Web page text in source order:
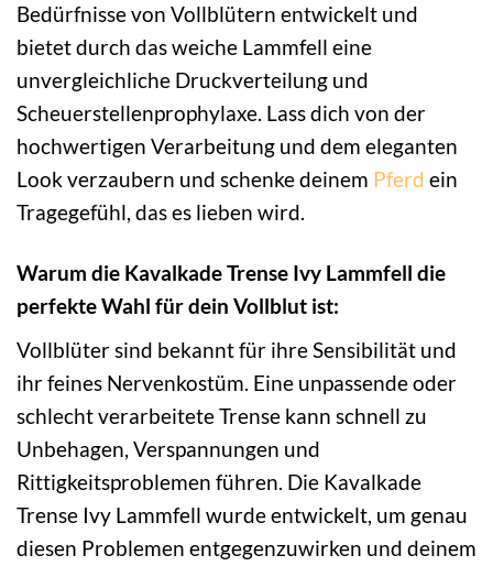
Bedürfnisse von Vollblütern entwickelt und
bietet durch das weiche Lammfell eine
unvergleichliche Druckverteilung und
Scheuerstellenprophylaxe. Lass dich von der
hochwertigen Verarbeitung und dem eleganten
Look verzaubern und schenke deinem Pferd ein
Tragegefühl, das es lieben wird.
Warum die Kavalkade Trense Ivy Lammfell die
perfekte Wahl für dein Vollblut ist:
Vollblüter sind bekannt für ihre Sensibilität und
ihr feines Nervenkostüm. Eine unpassende oder
schlecht verarbeitete Trense kann schnell zu
Unbehagen, Verspannungen und
Rittigkeitsproblemen führen. Die Kavalkade
Trense Ivy Lammfell wurde entwickelt, um genau
diesen Problemen entgegenzuwirken und deinem